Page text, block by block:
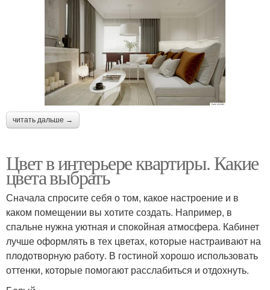
читать дальше →
Цвет в интерьере квартиры. Какие
цвета выбрать
Сначала спросите себя о том, какое настроение и в
каком помещении вы хотите создать. Например, в
спальне нужна уютная и спокойная атмосфера. Кабинет
лучше оформлять в тех цветах, которые настраивают на
плодотворную работу. В гостиной хорошо использовать
оттенки, которые помогают расслабиться и отдохнуть.